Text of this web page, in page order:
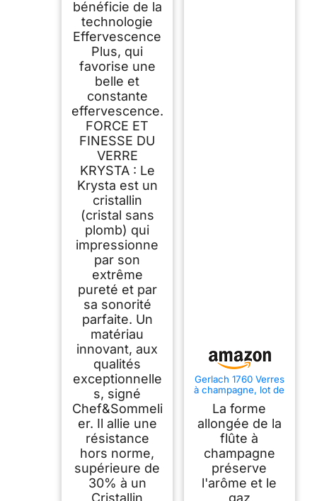
bénéficie de la
technologie
Effervescence
Plus, qui
favorise une
belle et
constante
effervescence.
FORCE ET
FINESSE DU
VERRE
KRYSTA : Le
Krysta est un
cristallin
(cristal sans
plomb) qui
impressionne
par son
extrême
pureté et par
sa sonorité
parfaite. Un
matériau
innovant, aux
qualités
exceptionnelle
s, signé
Chef&Sommeli
er. Il allie une
résistance
hors norme,
supérieure de
30% à un
Gerlach 1760 Verres
à champagne, lot de
6, 200 ml, verres à
champagne, flûtes à
champagne, verres
à vin, passent au
lave-vaisselle,
modernes
La forme
allongée de la
flûte à
champagne
préserve
l'arôme et le